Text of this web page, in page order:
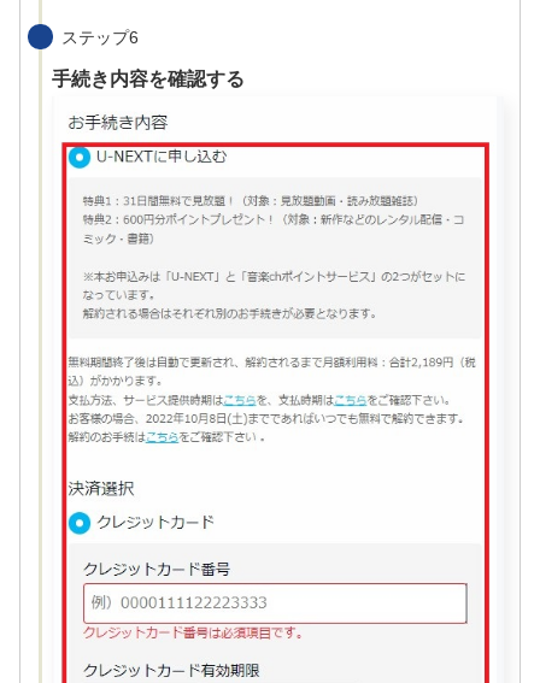
ステップ6
手続き内容を確認する